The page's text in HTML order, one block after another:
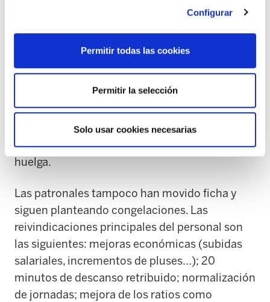
Configurar
Permitir todas las cookies
Permitir la selección
Solo usar cookies necesarias
responsabilidad de un sector financiado
institución, están dejando de lado a usuarios y
querer un conflicto “como el de Bizkaia”, pero
su comportamiento, falta de implicación e
irresponsabilidad bloquea la situación, y por
tanto, obliga al sector a reivindicar sus
legítimos derechos en la calle a través de la
huelga.
Las patronales tampoco han movido ficha y
siguen planteando congelaciones. Las
reivindicaciones principales del personal son
las siguientes: mejoras económicas (subidas
salariales, incrementos de pluses...); 20
minutos de descanso retribuido; normalización
de jornadas; mejora de los ratios como